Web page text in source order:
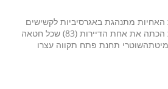
מתנהגת באגרסיביות לקשישים
וגילו שלפני מספר שבועות הכתה את אחת הדיירות (83) שכל חטאה
תחנת פתח תקווה עצרו